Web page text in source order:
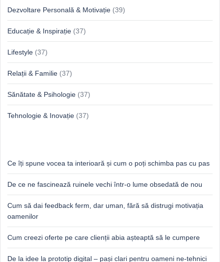
Dezvoltare Personală & Motivație (39)
Educație & Inspirație (37)
Lifestyle (37)
Relații & Familie (37)
Sănătate & Psihologie (37)
Tehnologie & Inovație (37)
Ce îți spune vocea ta interioară și cum o poți schimba pas cu pas
De ce ne fascinează ruinele vechi într-o lume obsedată de nou
Cum să dai feedback ferm, dar uman, fără să distrugi motivația
oamenilor
Cum creezi oferte pe care clienții abia așteaptă să le cumpere
De la idee la prototip digital – pași clari pentru oameni ne-tehnici